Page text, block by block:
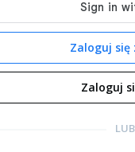
Zaloguj się
Zaloguj
LUB